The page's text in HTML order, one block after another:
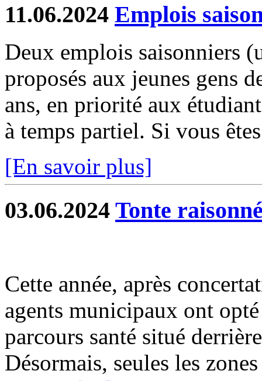
11.06.2024 Emplois
Deux emplois saisonniers
proposés aux jeunes gens
ans, en priorité aux
à temps partiel. Si vous
[En savoir plus]
03.06.2024 Tonte
Cette année, après
agents municipaux ont
parcours santé situé
Désormais, seules les